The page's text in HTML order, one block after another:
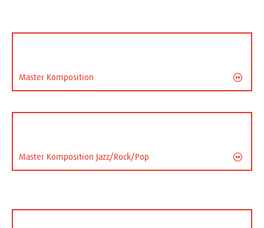
Master Komposition
Master Komposition Jazz/Rock/Pop